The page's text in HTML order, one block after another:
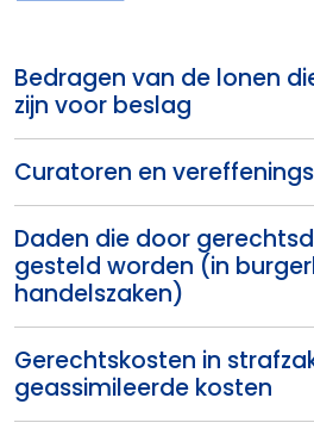
Bedragen van de lonen
zijn voor beslag
Curatoren en
Daden die door
gesteld worden (in
handelszaken)
Gerechtskosten in
geassimileerde kosten